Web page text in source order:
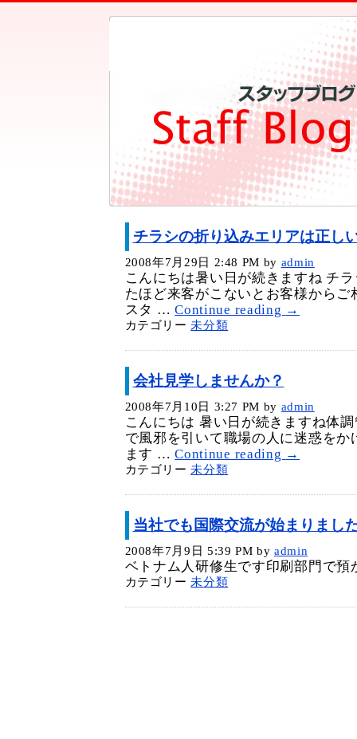
チラシの折り込みエリアは正し
2008年7月29日 2:48 PM by admin
こんにちは暑い日が続きますね チ
たほど来客がこないとお客様からご
スタ …Continue reading →
カテゴリー未分類
会社見学しませんか？
2008年7月10日 3:27 PM by admin
こんにちは 暑い日が続きますね体
で風邪を引いて職場の人に迷惑をか
ます …Continue reading →
カテゴリー未分類
当社でも国際交流が始まりまし
2008年7月9日 5:39 PM by admin
ベトナム人研修生です印刷部門で預
カテゴリー未分類